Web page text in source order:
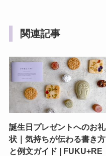
関連記事
誕生日プレゼントへのお礼
状｜気持ちが伝わる書き方
と例文ガイド | FUKU+RE